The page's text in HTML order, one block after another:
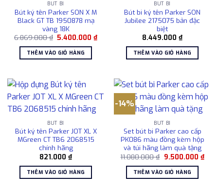
BÚT BI
Bút ký tên Parker SON X M
Black GT TB 1950878 mạ
vàng 18K
6.869.000₫ Giá
là:
6.869.000 ₫.
5.400.000₫Giá
THÊM VÀO GIỎ HÀNG
BÚT BI
Bút bi ký tên Parker SON
Jubilee 2175075 bản đặc
biệt
8.449.000 ₫
THÊM VÀO GIỎ HÀNG
BÚT BI
Bút ký tên Parker JOT XL X
MGreen CT TB6 2068515
chính hãng
821.000 ₫
THÊM VÀO GIỎ HÀNG
-14%
BÚT BI
Set bút bi Parker cao cấp
PK086 màu đồng kèm hộp
và túi hãng làm quà tặng
11.080.000₫ Giá
là:
11.080.000 ₫.
9.500.000 ₫Giá
hiện
THÊM VÀO GIỎ HÀNG